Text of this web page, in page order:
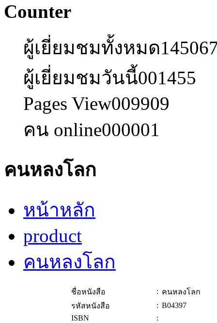
Counter
ผู้เยี่ยมชมทั้งหมด
ผู้เยี่ยมชมวันนี้001455
Pages View009909
คน online000001
คนหลงโลก
หน้าหลัก
product
คนหลงโลก
ชื่อหนังสือ : คนหลงโลก
รหัสหนังสือ
: B04397
ISBN
: